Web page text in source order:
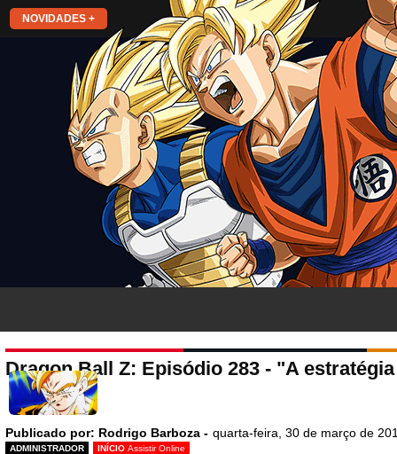
NOVIDADES +
Dragon Ball Z: Episódio 283 - "A
Publicado por: Rodrigo Barboza - quarta-feira, 30 de março de
ADMINISTRADOR INÍCIO Assistir Online